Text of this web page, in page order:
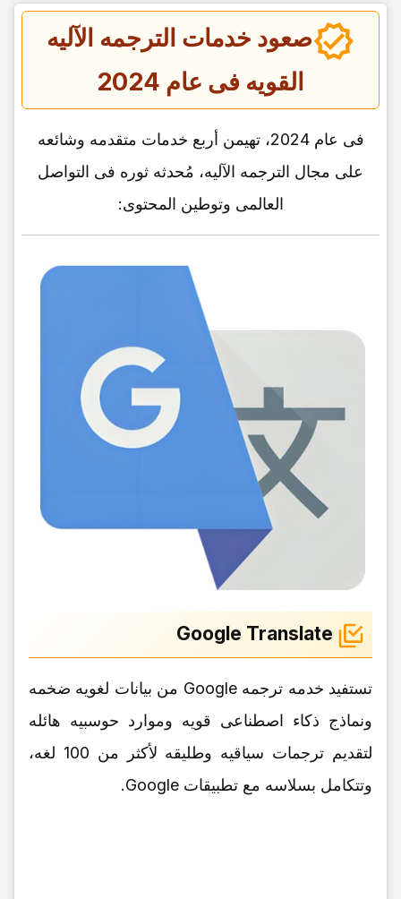
صعود خدمات الترجمه الآلیه
القویه فی عام 2024
فی عام 2024، تهیمن أربع خدمات متقدمه وشائعه
على مجال الترجمه الآلیه، مُحدثه ثوره فی التواصل
العالمی وتوطین المحتوى:
Google Translate
تستفید خدمه ترجمه Google من بیانات لغویه ضخمه
ونماذج ذکاء اصطناعی قویه وموارد حوسبیه هائله
لتقدیم ترجمات سیاقیه وطلیقه لأکثر من 100 لغه،
وتتکامل بسلاسه مع تطبیقات Google.